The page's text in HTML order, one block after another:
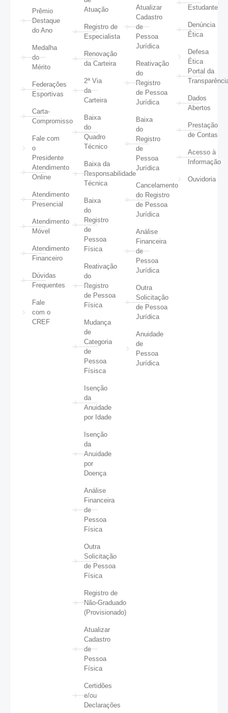
Prêmio
Destaque
do Ano
Medalha
do
Mérito
Federações
Esportivas
Carta-
Compromisso
Fale com
o
Presidente
Atendimento
Online
Atendimento
Presencial
Atendimento
Móvel
Atendimento
Financeiro
Dúvidas
Frequentes
Fale
com o
CREF
Atuação
Registro de
Especialista
Renovação
da Carteira
2ª Via
da
Carteira
Baixa
do
Quadro
Técnico
Baixa da
Responsabilidade
Técnica
Baixa
do
Registro
de
Pessoa
Física
Reativação
do
Registro
de Pessoa
Física
Mudança
de
Categoria
de
Pessoa
Físisca
Isenção
da
Anuidade
por Idade
Isenção
da
Anuidade
por
Doença
Análise
Financeira
de
Pessoa
Física
Outra
Solicitação
de Pessoa
Física
Registro de
Não-Graduado
(Provisionado)
Atualizar
Cadastro
de
Pessoa
Física
Certidões
e/ou
Declarações
Atualizar
Cadastro
de
Pessoa
Jurídica
Reativação
do
Registro
de Pessoa
Jurídica
Baixa
do
Registro
de
Pessoa
Jurídica
Cancelamento
do Registro
de Pessoa
Jurídica
Análise
Financeira
de
Pessoa
Jurídica
Outra
Solicitação
de Pessoa
Jurídica
Anuidade
de
Pessoa
Jurídica
Estudante
Denúncia
Ética
Defesa
Ética
Portal da
Dados
Abertos
Prestação
de Contas
Acesso à
Informação
Ouvidoria